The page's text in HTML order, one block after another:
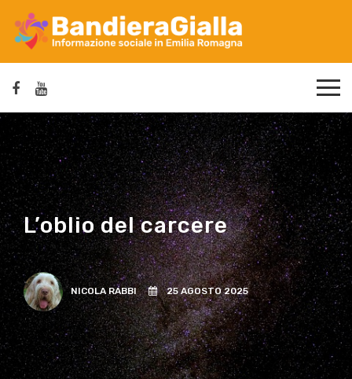
L’oblio del carcere
NICOLA RABBI 25 AGOSTO 2025